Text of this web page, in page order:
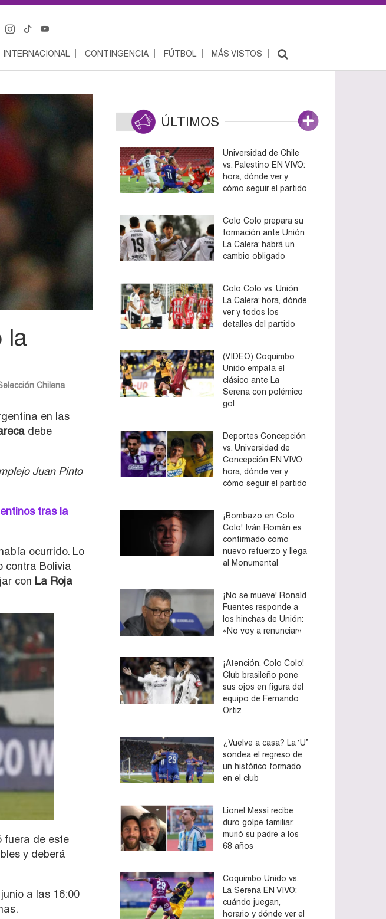
INTERNACIONAL CONTINGENCIA FÚTBOL MÁS VISTOS
la
Chilena
en las
debe
Juan Pinto
tras la
ocurrido. Lo
contra Bolivia
con La Roja
fuera de este
y deberá
a las 16:00
ÚLTIMOS
Universidad de Chile
vs. Palestino EN VIVO:
hora, dónde ver y
cómo seguir el partido
Colo Colo prepara su
formación ante Unión
La Calera: habrá un
cambio obligado
Colo Colo vs. Unión
La Calera: hora, dónde
ver y todos los
detalles del partido
(VIDEO) Coquimbo
Unido empata el
clásico ante La
Serena con polémico
gol
Deportes Concepción
vs. Universidad de
Concepción EN VIVO:
hora, dónde ver y
cómo seguir el partido
¡Bombazo en Colo
Colo! Iván Román es
confirmado como
nuevo refuerzo y llega
al Monumental
¡No se mueve! Ronald
Fuentes responde a
los hinchas de Unión:
«No voy a renunciar»
¡Atención, Colo Colo!
Club brasileño pone
sus ojos en figura del
equipo de Fernando
Ortiz
¿Vuelve a casa? La ‘U’
sondea el regreso de
un histórico formado
en el club
Lionel Messi recibe
duro golpe familiar:
murió su padre a los
68 años
Coquimbo Unido vs.
La Serena EN VIVO:
cuándo juegan,
horario y dónde ver el